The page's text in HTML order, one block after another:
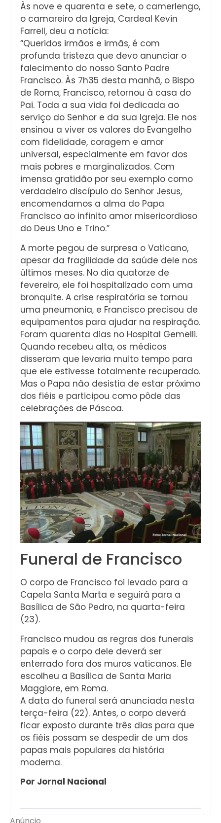
Às nove e quarenta e sete, o camerlengo,
o camareiro da Igreja, Cardeal Kevin
Farrell, deu a notícia:
“Queridos irmãos e irmãs, é com
profunda tristeza que devo anunciar o
falecimento do nosso Santo Padre
Francisco. Às 7h35 desta manhã, o Bispo
de Roma, Francisco, retornou à casa do
Pai. Toda a sua vida foi dedicada ao
serviço do Senhor e da sua Igreja. Ele nos
ensinou a viver os valores do Evangelho
com fidelidade, coragem e amor
universal, especialmente em favor dos
mais pobres e marginalizados. Com
imensa gratidão por seu exemplo como
verdadeiro discípulo do Senhor Jesus,
encomendamos a alma do Papa
Francisco ao infinito amor misericordioso
do Deus Uno e Trino.”
A morte pegou de surpresa o Vaticano,
apesar da fragilidade da saúde dele nos
últimos meses. No dia quatorze de
fevereiro, ele foi hospitalizado com uma
bronquite. A crise respiratória se tornou
uma pneumonia, e Francisco precisou de
equipamentos para ajudar na respiração.
Foram quarenta dias no Hospital Gemelli.
Quando recebeu alta, os médicos
disseram que levaria muito tempo para
que ele estivesse totalmente recuperado.
Mas o Papa não desistia de estar próximo
dos fiéis e participou como pôde das
celebrações de Páscoa.
Funeral de Francisco
O corpo de Francisco foi levado para a
Capela Santa Marta e seguirá para a
Basílica de São Pedro, na quarta-feira
(23).
Francisco mudou as regras dos funerais
papais e o corpo dele deverá ser
enterrado fora dos muros vaticanos. Ele
escolheu a Basílica de Santa Maria
Maggiore, em Roma.
A data do funeral será anunciada nesta
terça-feira (22). Antes, o corpo deverá
ficar exposto durante três dias para que
os fiéis possam se despedir de um dos
papas mais populares da história
moderna.
Por Jornal Nacional
Anúncio